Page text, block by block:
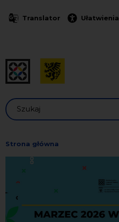
Translator Ułatwienia
Szukaj
Strona główna